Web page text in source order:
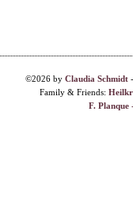
©2026 by Claudia Schmidt
Family & Friends:
F. Planque